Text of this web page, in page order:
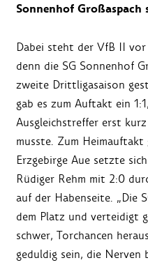
Sonnenhof
Dabei steht der VfB II vor
denn die SG Sonnenhof
zweite Drittligasaison
gab es zum Auftakt ein
Ausgleichstreffer erst
musste. Zum
Erzgebirge Aue setzte
Rüdiger Rehm mit 2:0
auf der Habenseite. „Die
dem Platz und verteidigt
schwer, Torchancen
geduldig sein, die